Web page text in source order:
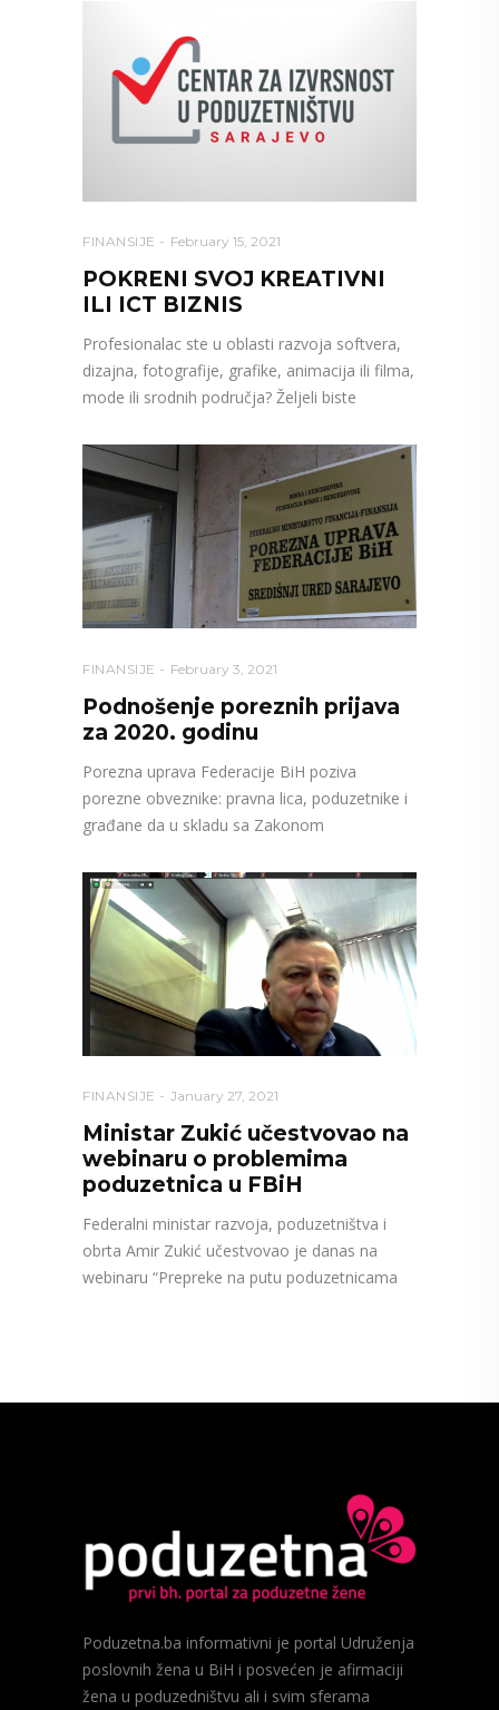
FINANSIJE February 15, 2021
POKRENI SVOJ KREATIVNI
ILI ICT BIZNIS
Profesionalac ste u oblasti razvoja softvera,
dizajna, fotografije, grafike, animacija ili filma,
mode ili srodnih područja? Željeli biste
FINANSIJE February 3, 2021
Podnošenje poreznih prijava
za 2020. godinu
Porezna uprava Federacije BiH poziva
porezne obveznike: pravna lica, poduzetnike i
građane da u skladu sa Zakonom
FINANSIJE January 27, 2021
Ministar Zukić učestvovao na
webinaru o problemima
poduzetnica u FBiH
Federalni ministar razvoja, poduzetništva i
obrta Amir Zukić učestvovao je danas na
webinaru “Prepreke na putu poduzetnicama
Poduzetna.ba informativni je portal Udruženja
poslovnih žena u BiH i posvećen je afirmaciji
žena u poduzedništvu ali i svim sferama